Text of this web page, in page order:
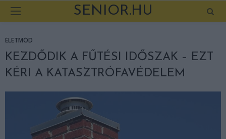
SENIOR.HU
ÉLETMÓD
KEZDŐDIK A FŰTÉSI IDŐSZAK – EZT
KÉRI A KATASZTRÓFAVÉDELEM